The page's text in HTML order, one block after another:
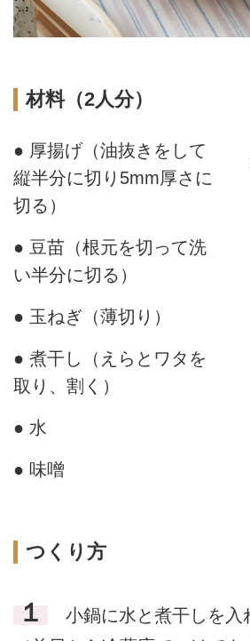
材料（2人分）
● 厚揚げ（油抜きをして
縦半分に切り5mm厚さに
切る）
● 豆苗（根元を切って洗
い半分に切る）
● 玉ねぎ（薄切り）
● 煮干し（えらとワタを
取り、割く）
● 水
● 味噌
つくり方
１
小鍋に水と煮干しを入